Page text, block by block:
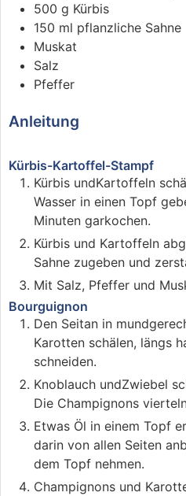
500 g Kürbis
150 ml pflanzliche Sahne
Muskat
Salz
Pfeffer
Anleitung
Kürbis-Kartoffel-Stampf
Kürbis undKartoffeln
Wasser in einen Topf
Minuten garkochen.
Kürbis und Kartoffeln
Sahne zugeben und
Mit Salz, Pfeffer und
Bourguignon
Den Seitan in
Karotten schälen, längs
schneiden.
Knoblauch undZwiebel
Die Champignons
Etwas Öl in einem Topf
darin von allen Seiten
dem Topf nehmen.
Champignons und